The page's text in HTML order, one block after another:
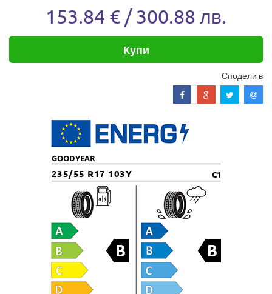
153.84 € / 300.88 лв.
Купи
Сподели в
GOODYEAR
235/55 R17 103Y C1